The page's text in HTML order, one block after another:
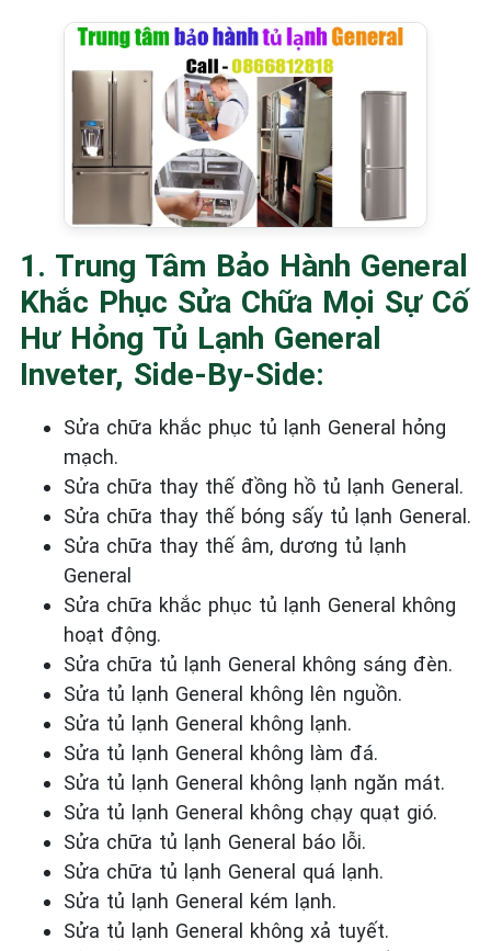
1. Trung Tâm Bảo Hành General
Khắc Phục Sửa Chữa Mọi Sự Cố
Hư Hỏng Tủ Lạnh General
Inveter, Side-By-Side:
Sửa chữa khắc phục tủ lạnh General hỏng
mạch.
Sửa chữa thay thế đồng hồ tủ lạnh General.
Sửa chữa thay thế bóng sấy tủ lạnh General.
Sửa chữa thay thế âm, dương tủ lạnh
General
Sửa chữa khắc phục tủ lạnh General không
hoạt động.
Sửa chữa tủ lạnh General không sáng đèn.
Sửa tủ lạnh General không lên nguồn.
Sửa tủ lạnh General không lạnh.
Sửa tủ lạnh General không làm đá.
Sửa tủ lạnh General không lạnh ngăn mát.
Sửa tủ lạnh General không chạy quạt gió.
Sửa chữa tủ lạnh General báo lỗi.
Sửa chữa tủ lạnh General quá lạnh.
Sửa tủ lạnh General kém lạnh.
Sửa tủ lạnh General không xả tuyết.